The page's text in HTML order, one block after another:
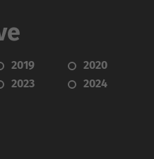
2019
2020
2023
2024